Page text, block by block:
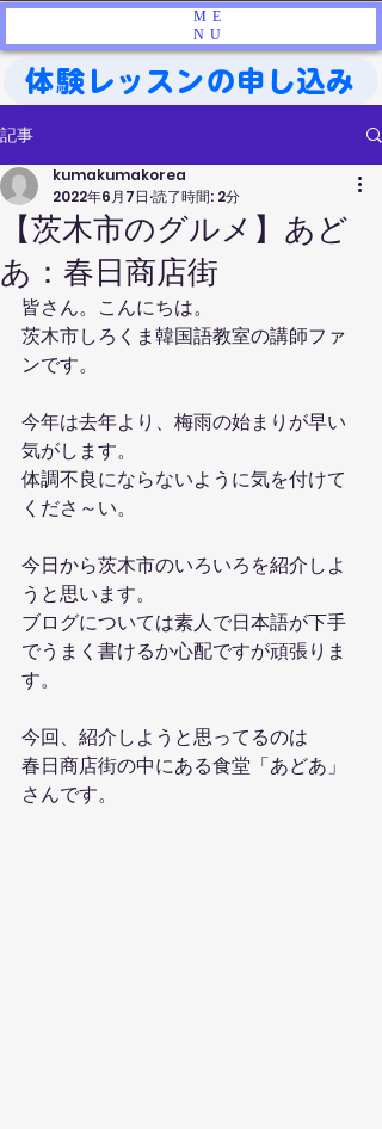
体験レッスンの申し込み
ME
NU
記事
【茨木市のグルメ】あど
あ：春日商店街
kumakumakorea
2022年6月7日 読了時間: 2分
皆さん。こんにちは。
茨木市しろくま韓国語教室の講師ファ
ンです。
今年は去年より、梅雨の始まりが早い
気がします。
体調不良にならないように気を付けて
くださ～い。
今日から茨木市のいろいろを紹介しよ
うと思います。
ブログについては素人で日本語が下手
でうまく書けるか心配ですが頑張りま
す。
今回、紹介しようと思ってるのは
春日商店街の中にある食堂「あどあ」
さんです。